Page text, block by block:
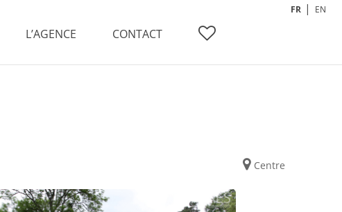
L’AGENCE CONTACT
FR EN
Centre